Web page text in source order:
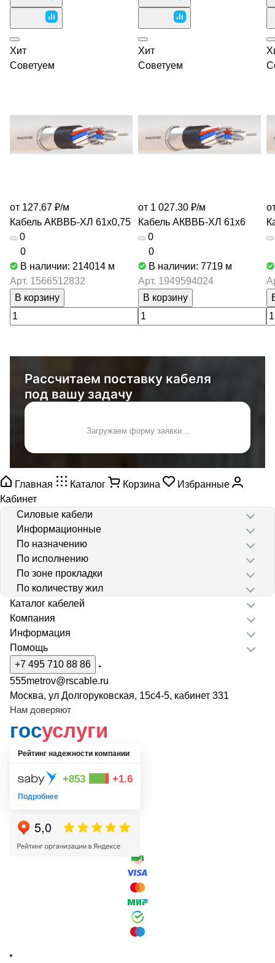
Хит
Советуем
от 127.67 ₽/м
Кабель АКВВБ-ХЛ 61х0,75
0
0
В наличии: 214014 м
Арт. 1566512832
В корзину
Хит
Советуем
от 1 027.30 ₽/м
Кабель АКВВБ-ХЛ 61х6
0
0
В наличии: 7719 м
Арт. 1949594024
В корзину
Рассчитаем поставку кабеля
под вашу задачу
Загружаем форму заявки...
Главная Каталог Корзина
Избранные
Кабинет
Силовые кабели
Информационные
По назначению
По исполнению
По зоне прокладки
По количеству жил
Каталог кабелей
Компания
Информация
Помощь
+7 495 710 88 86
555metrov@rscable.ru
Москва, ул Долгоруковская, 15с4-5, кабинет 331
Нам доверяют
госуслуги
Рейтинг надежности компании
+853 +1.6
Подробнее